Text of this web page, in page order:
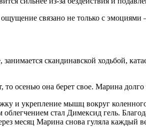
связано не только с
скандинавской ходьбой,
осенью она берет свое. Марина
и укрепление мышц вокруг
стал Димексид гель.
месяц Марина снова гуляла каждый